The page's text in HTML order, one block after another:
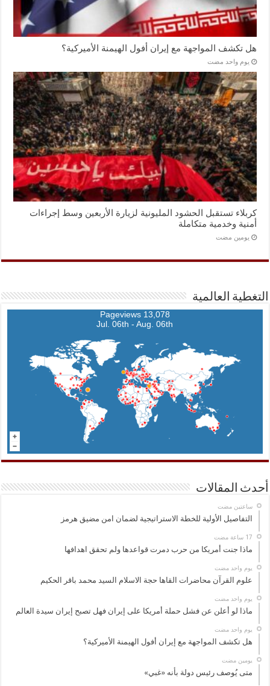
هل تكشف المواجهة مع إيران أفول الهيمنة الأميركية؟
‏يوم واحد مضت
كربلاء تستقبل الحشود المليونية لزيارة الأربعين وسط إجراءات
أمنية وخدمية متكاملة
‏يومين مضت
التغطية العالمية
13,078 Pageviews
Jul. 06th - Aug. 06th
أحدث المقالات
‏ساعتين مضت
التفاصيل الأولية للخطة الاستراتيجية لضمان امن مضيق هرمز
ماذا جنت أمريكا من حرب دمرت قواعدها ولم تحقق اهدافها
‏يوم واحد مضت
علوم القرآن محاضرات القاها حجة الاسلام السيد محمد باقر الحكيم
‏يوم واحد مضت
ماذا لو أعلن عن فشل حملة أمريكا على إيران فهل تصبح إيران سيدة العالم
‏يوم واحد مضت
هل تكشف المواجهة مع إيران أفول الهيمنة الأميركية؟
‏يومين مضت
متى يُوصف رئيس دولة بأنه «غبي»